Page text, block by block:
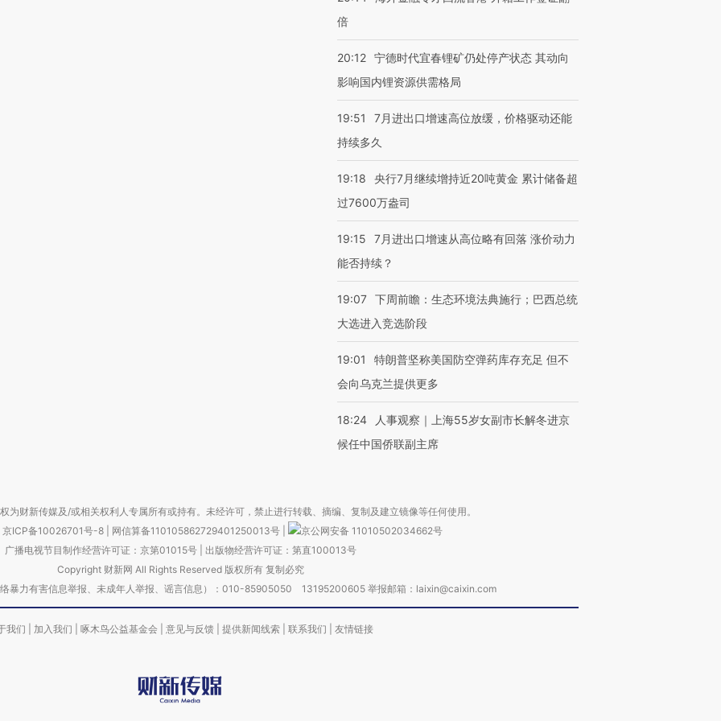
倍
20:12 宁德时代宜春锂矿仍处停产状态 其动向
影响国内锂资源供需格局
19:51
7月进出口增速高位放缓，价格驱动还能
持续多久
19:18
央行7月继续增持近20吨黄金 累计储备超
过7600万盎司
19:15
7月进出口增速从高位略有回落 涨价动力
能否持续？
19:07 下周前瞻：生态环境法典施行；巴西总统
大选进入竞选阶段
19:01
特朗普坚称美国防空弹药库存充足 但不
会向乌克兰提供更多
18:24
人事观察｜上海55岁女副市长解冬进京
候任中国侨联副主席
为财新传媒及/或相关权利人专属所有或持有。未经许可，禁止进行转载、摘编、复制及建立镜像等任何使用。
京ICP备10026701号-8
网信算备110105862729401250013号
京公网安备 11010502034662号
广播电视节目制作经营许可证：京第01015号| 出版物经营许可证：第直100013号
Copyright 财新网 All Rights Reserved 版权所有 复制必究
暴力有害信息举报、未成年人举报、谣言信息）：010-85905050 13195200605 举报邮箱：laixin@caixin.com
我们 加入我们 啄木鸟公益基金会 意见与反馈 提供新闻线索 联系我们 友情链接